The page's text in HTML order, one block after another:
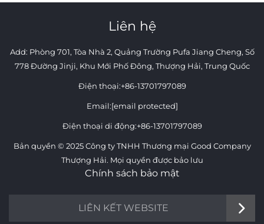
Liên hệ
Add: Phòng 701, Tòa Nhà 2, Quảng Trường Pufa Jiang Cheng, Số
778 Đường Jinji, Khu Mới Phố Đông, Thượng Hải, Trung Quốc
Điện thoại:+86-13701797089
Email:[email protected]
Điện thoại di động:+86-13701797089
Bản quyền © 2025 Công ty TNHH Thương mại Good Company
Thượng Hải. Mọi quyền được bảo lưu
Chính sách bảo mật
LIÊN KẾT WEBSITE